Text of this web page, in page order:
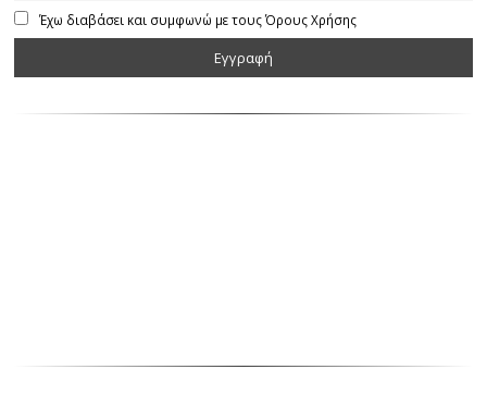
Έχω διαβάσει και συμφωνώ με τους Όρους Χρήσης